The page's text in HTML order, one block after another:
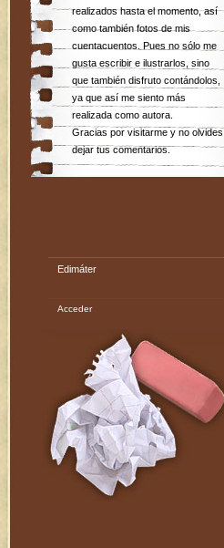
realizados hasta el momento, así
como también fotos de mis
cuentacuentos. Pues no sólo me
gusta escribir e ilustrarlos, sino
que también disfruto contándolos,
ya que así me siento más
realizada como autora.
Gracias por visitarme y no olvides
dejar tus comentarios.
Edimáter
Acceder